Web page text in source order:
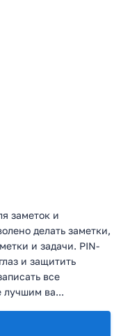
заметок и
делать заметки,
и задачи. РIN-
и защитить
все
лучшим ва...